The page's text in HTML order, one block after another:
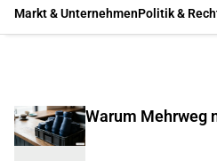
Markt & UnternehmenPolitik &
Warum Mehrweg